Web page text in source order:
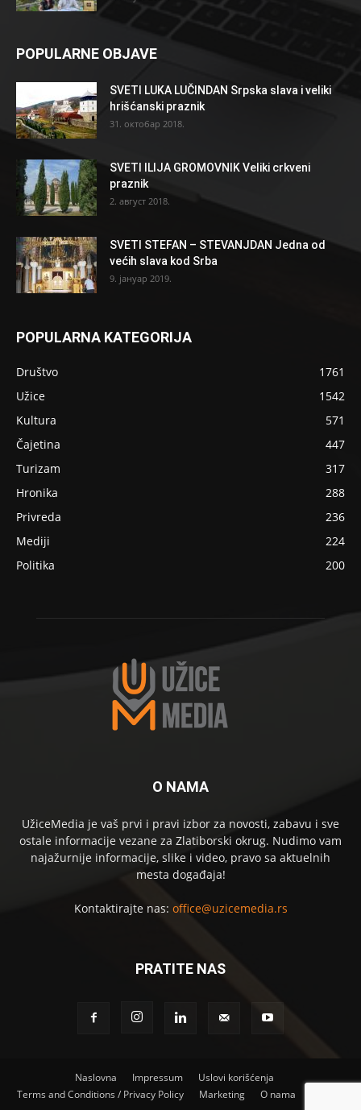
POPULARNE OBJAVE
SVETI LUKA LUČINDAN Srpska slava i veliki
hrišćanski praznik
31. октобар 2018.
SVETI ILIJA GROMOVNIK Veliki crkveni
praznik
2. август 2018.
SVETI STEFAN – STEVANJDAN Jedna od
većih slava kod Srba
9. јануар 2019.
POPULARNA KATEGORIJA
Društvo
1761
Užice
1542
Kultura
571
Čajetina
447
Turizam
317
Hronika
288
Privreda
236
Mediji
224
Politika
200
O NAMA
UžiceMedia je vaš prvi i pravi izbor za novosti, zabavu i sve
ostale informacije vezane za Zlatiborski okrug. Nudimo vam
najažurnije informacije, slike i video, pravo sa aktuelnih
mesta događaja!
Kontaktirajte nas: office@uzicemedia.rs
PRATITE NAS
Naslovna Impressum
Uslovi korišćenja
Terms and Conditions / Privacy Policy
Marketing O nama